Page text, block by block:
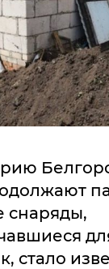
снаряды,
стало